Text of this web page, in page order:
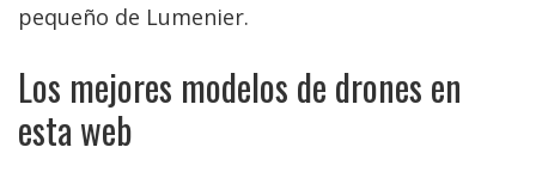
pequeño de Lumenier.
Los mejores modelos de drones en
esta web